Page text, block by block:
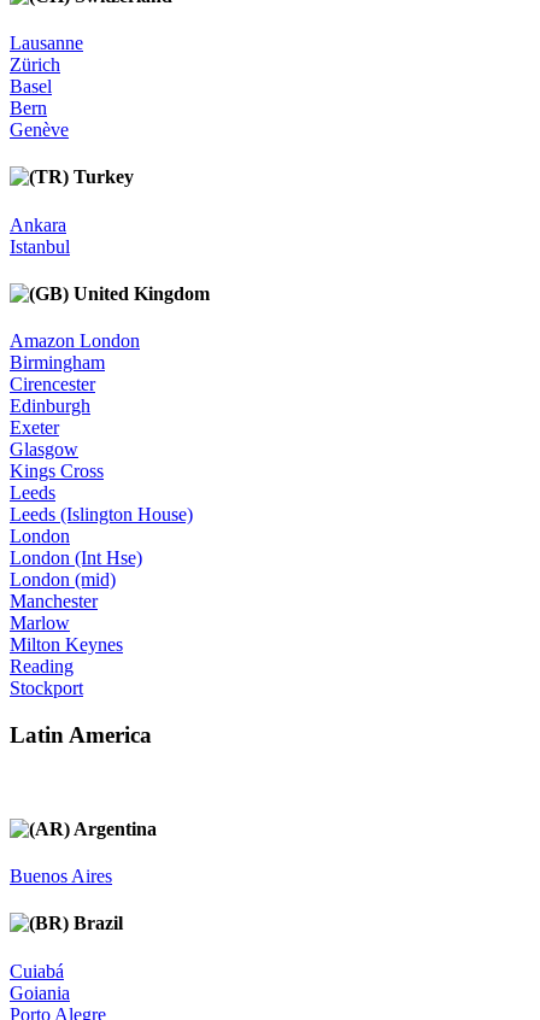
Lausanne
Zürich
Basel
Bern
Genève
Turkey
Ankara
Istanbul
United Kingdom
Amazon London
Birmingham
Cirencester
Edinburgh
Exeter
Glasgow
Kings Cross
Leeds
Leeds (Islington House)
London
London (Int Hse)
London (mid)
Manchester
Marlow
Milton Keynes
Reading
Stockport
Latin America
Argentina
Buenos Aires
Brazil
Cuiabá
Goiania
Porto Alegre